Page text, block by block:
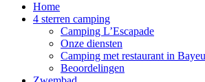
Home
4 sterren camping
Camping L’Escapade
Onze diensten
Camping met restaurant in
Beoordelingen